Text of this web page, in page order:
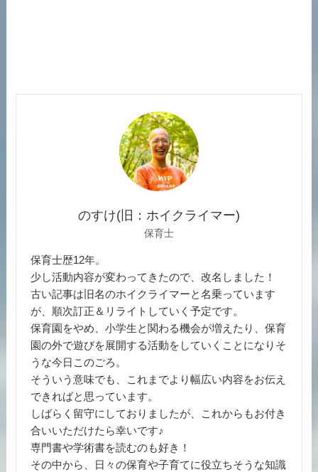
のすけ(旧：ホイクライマー)
保育士
保育士歴12年。
少し活動内容が変わってきたので、改名しました！
古い記事は旧名のホイクライマーと名乗っています
が、順次訂正＆リライトしていく予定です。
保育園をやめ、小学生と関わる機会が増えたり、保育
園の外で遊びを展開する活動をしていくことになりそ
うな今日このごろ。
そういう意味でも、これまでより幅広い内容をお伝え
できればと思っています。
しばらく留守にしておりましたが、これからもお付き
合いいただけたら幸いです♪
専門書や学術書を読むのも好き！
その中から、日々の保育や子育てに役立ちそうな知識